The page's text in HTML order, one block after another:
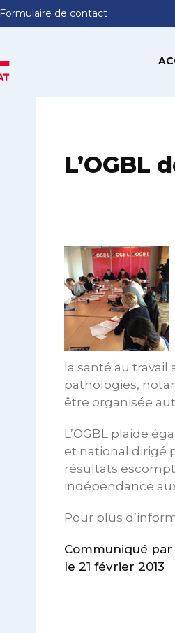
Formulaire de contact
la santé au
pathologies,
être organisée
L’OGBL plaide
et national dirigé
résultats
indépendance
Pour plus
Communiqué par
le 21 février 2013